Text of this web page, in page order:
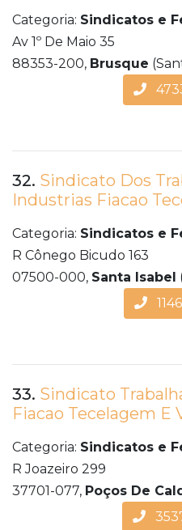
Categoria: Sindicatos e
Av 1º De Maio 35
88353-200, Brusque
32. Sindicato Dos
Industrias Fiacao
Categoria: Sindicatos e
R Cônego Bicudo 163
07500-000, Santa Isabel
33. Sindicato
Fiacao Tecelagem E
Categoria: Sindicatos e
R Joazeiro 299
37701-077, Poços De